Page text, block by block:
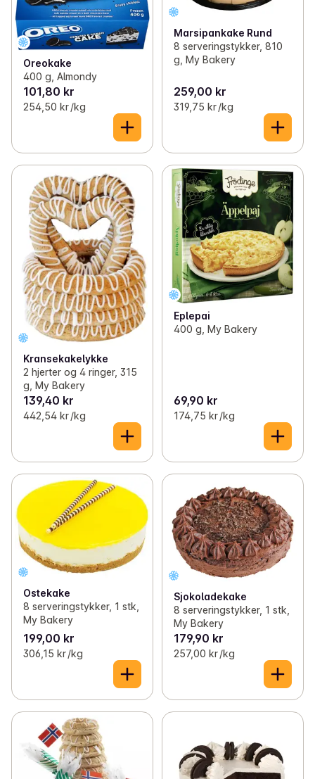
Oreokake
400 g, Almondy
101,80 kr
254,50 kr /kg
Marsipankake Rund
8 serveringstykker, 810
g, My Bakery
259,00 kr
319,75 kr /kg
Kransekakelykke
2 hjerter og 4 ringer, 315
g, My Bakery
139,40 kr
442,54 kr /kg
Eplepai
400 g, My Bakery
69,90 kr
174,75 kr /kg
Ostekake
8 serveringstykker, 1 stk,
My Bakery
199,00 kr
306,15 kr /kg
Sjokoladekake
8 serveringstykker, 1 stk,
My Bakery
179,90 kr
257,00 kr /kg